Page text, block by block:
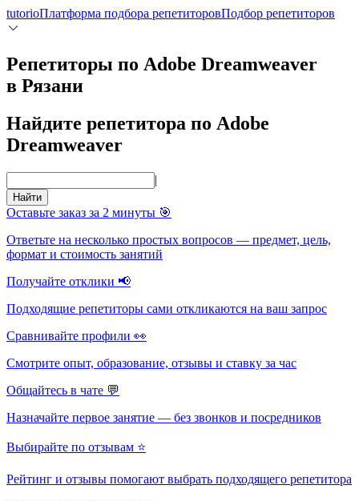
tutorioПлатформа подбора репетиторовПодбор репетиторов
Репетиторы по Adobe Dreamweaver
в Рязани
Найдите репетитора по Adobe
Dreamweaver
|
Найти
Оставьте заказ за 2 минуты 🎯
Ответьте на несколько простых вопросов — предмет, цель,
формат и стоимость занятий
Получайте отклики 📢
Подходящие репетиторы сами откликаются на ваш запрос
Сравнивайте профили 👀
Смотрите опыт, образование, отзывы и ставку за час
Общайтесь в чате 💬
Назначайте первое занятие — без звонков и посредников
Выбирайте по отзывам ⭐
Рейтинг и отзывы помогают выбрать подходящего репетитора